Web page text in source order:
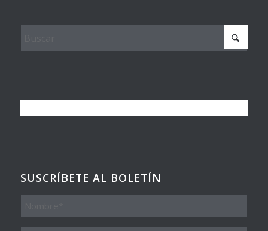
SUSCRÍBETE AL BOLETÍN
Nombre